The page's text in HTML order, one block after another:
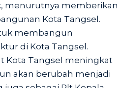
menurutnya memberikan
Kota Tangsel.
membangun
di Kota Tangsel.
Kota Tangsel meningkat
akan berubah menjadi